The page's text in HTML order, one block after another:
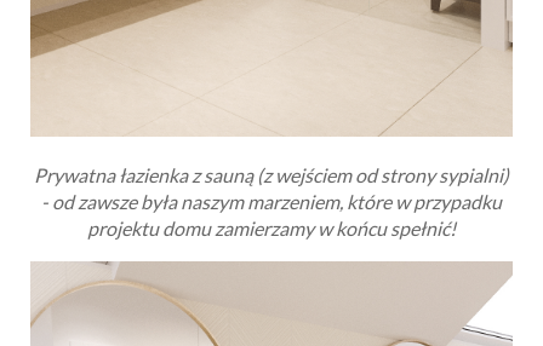
Prywatna łazienka z sauną (z wejściem od strony sypialni)
- od zawsze była naszym marzeniem, które w przypadku
projektu domu zamierzamy w końcu spełnić!